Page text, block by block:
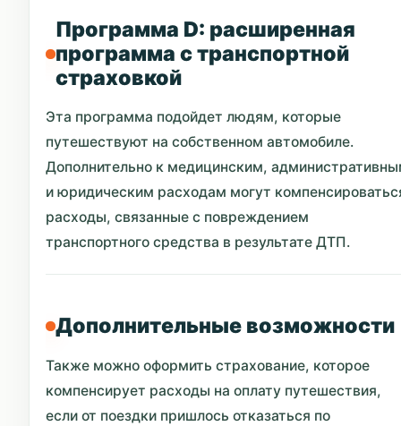
Программа D: расширенная
программа с транспортной
страховкой
Эта программа подойдет людям, которые
путешествуют на собственном автомобиле.
Дополнительно к медицинским,
и юридическим расходам могут
расходы, связанные с повреждением
транспортного средства в результате ДТП.
Дополнительные возможности
Также можно оформить страхование, которое
компенсирует расходы на оплату путешествия,
если от поездки пришлось отказаться по